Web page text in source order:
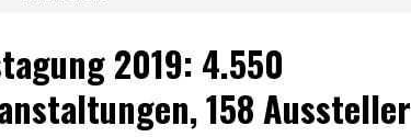
2019: 4.550
158 Aussteller